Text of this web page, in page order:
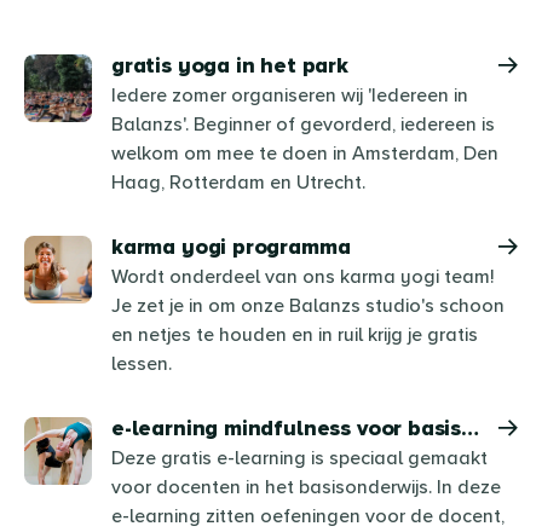
gratis yoga in het park
Iedere zomer organiseren wij 'Iedereen in
Balanzs'. Beginner of gevorderd, iedereen is
welkom om mee te doen in Amsterdam, Den
Haag, Rotterdam en Utrecht.
karma yogi programma
Wordt onderdeel van ons karma yogi team!
Je zet je in om onze Balanzs studio's schoon
en netjes te houden en in ruil krijg je gratis
lessen.
e-learning mindfulness voor basisscholen
Deze gratis e-learning is speciaal gemaakt
voor docenten in het basisonderwijs. In deze
e-learning zitten oefeningen voor de docent,